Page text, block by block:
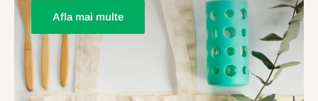
Afla mai multe